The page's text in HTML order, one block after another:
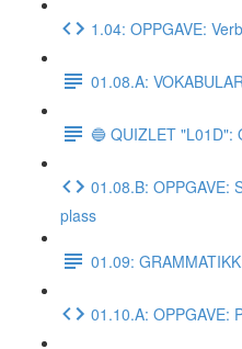
1.04: OPPGAVE:
01.08.A:
🔵 QUIZLET "L01D":
01.08.B: OPPGAVE:
plass
01.09:
01.10.A: OPPGAVE: